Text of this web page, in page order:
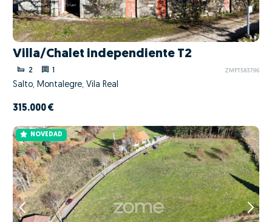
Villa/Chalet independiente T2
2 1 ZMPT583796
Salto, Montalegre, Vila Real
315.000 €
NOVEDAD